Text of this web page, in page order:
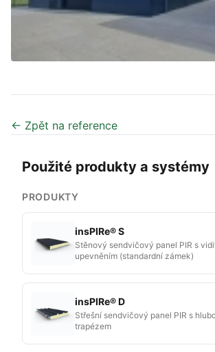
← Zpět na reference
Použité produkty a systémy
PRODUKTY
insPIRe® S
Stěnový sendvičový panel PIR s
upevněním (standardní zámek)
insPIRe® D
Střešní sendvičový panel PIR s
trapézem